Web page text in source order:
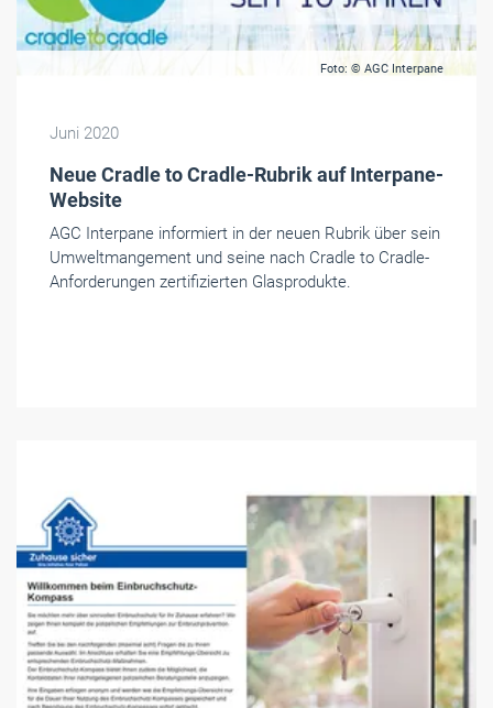
Foto: © AGC Interpane
Juni 2020
Neue Cradle to Cradle-Rubrik auf Interpane-
Website
AGC Interpane informiert in der neuen Rubrik über sein
Umweltmangement und seine nach Cradle to Cradle-
Anforderungen zertifizierten Glasprodukte.